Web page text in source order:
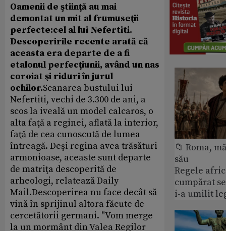
Oamenii de ştiinţă au mai
demontat un mit al frumuseţii
perfecte:cel al lui Nefertiti.
Descoperirile recente arată că
aceasta era departe de a fi
etalonul perfecţiunii, având un nas
coroiat şi riduri în jurul
ochilor.Scanarea bustului lui
Nefertiti, vechi de 3.300 de ani, a
scos la iveală un model calcaros, o
alta faţă a reginei, aflată la interior,
faţă de cea cunoscută de lumea
întreagă. Deşi regina avea trăsături
armonioase, aceaste sunt departe
de matriţa descoperită de
arheologi, relatează Daily
Mail.Descoperirea nu face decât să
vină în sprijinul altora făcute de
cercetătorii germani. "Vom merge
la un mormânt din Valea Regilor
📁 Roma,
său
Regele
cumpărat
i-a umilit